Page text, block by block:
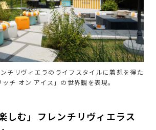
チリヴィエラのライフスタイルに着想を得た
ッチ オン アイス」の世界観を表現。
しむ」フレンチリヴィエラス